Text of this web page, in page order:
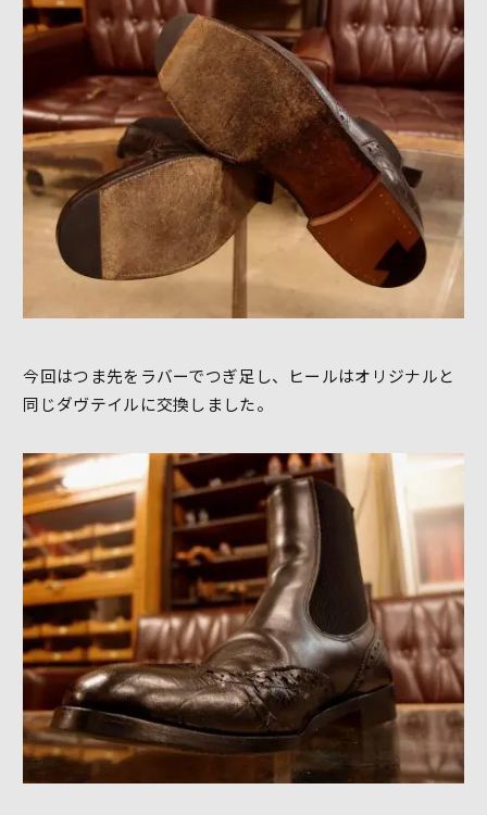
今回はつま先をラバーでつぎ足し、ヒールはオリジナルと
同じダヴテイルに交換しました。